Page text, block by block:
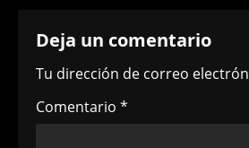
n
a
v
Deja un comentario
Tu dirección de correo
Comentario *